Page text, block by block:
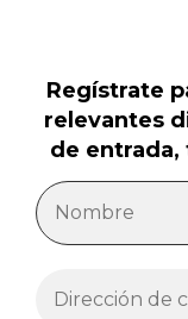
Regístrate
relevantes
de entrada,